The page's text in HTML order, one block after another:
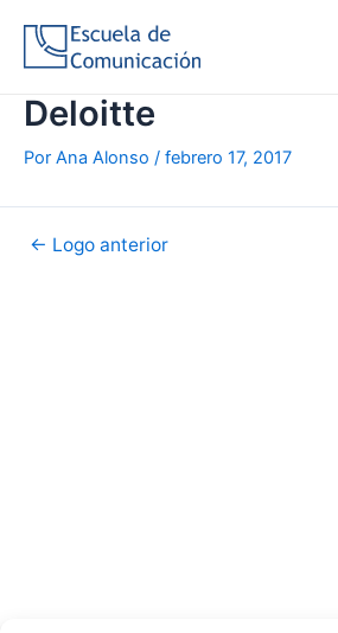
contenido
Deloitte
Por Ana Alonso / febrero 17, 2017
Navegación
← Logo anterior